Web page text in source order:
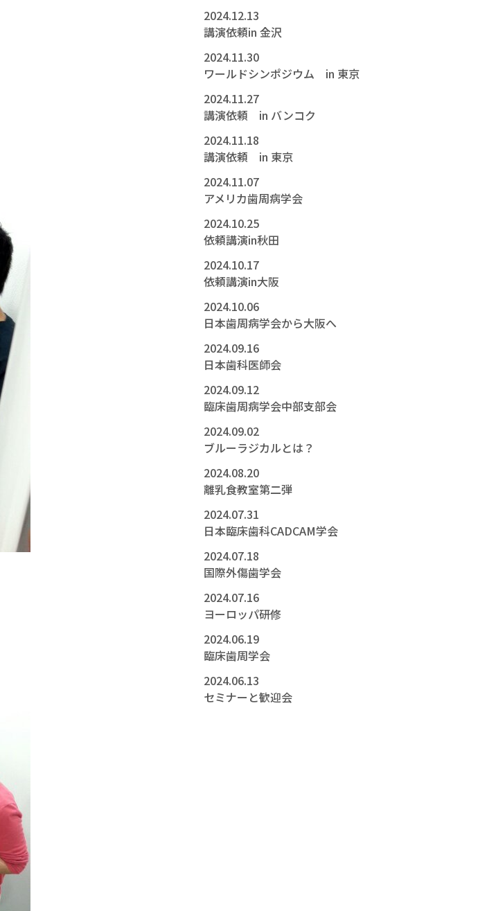
2024.12.13
講演依頼in 金沢
2024.11.30
ワールドシンポジウム in 東京
2024.11.27
講演依頼 in バンコク
2024.11.18
講演依頼 in 東京
2024.11.07
アメリカ歯周病学会
2024.10.25
依頼講演in秋田
2024.10.17
依頼講演in大阪
2024.10.06
日本歯周病学会から大阪へ
2024.09.16
日本歯科医師会
2024.09.12
臨床歯周病学会中部支部会
2024.09.02
ブルーラジカルとは？
2024.08.20
離乳食教室第二弾
2024.07.31
日本臨床歯科CADCAM学会
2024.07.18
国際外傷歯学会
2024.07.16
ヨーロッパ研修
2024.06.19
臨床歯周学会
2024.06.13
セミナーと歓迎会